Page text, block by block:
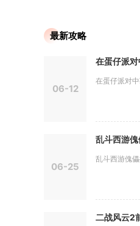
最新攻略
06-12
在蛋仔派
在蛋仔派对
06-25
乱斗西游
乱斗西游傀
二战风云2